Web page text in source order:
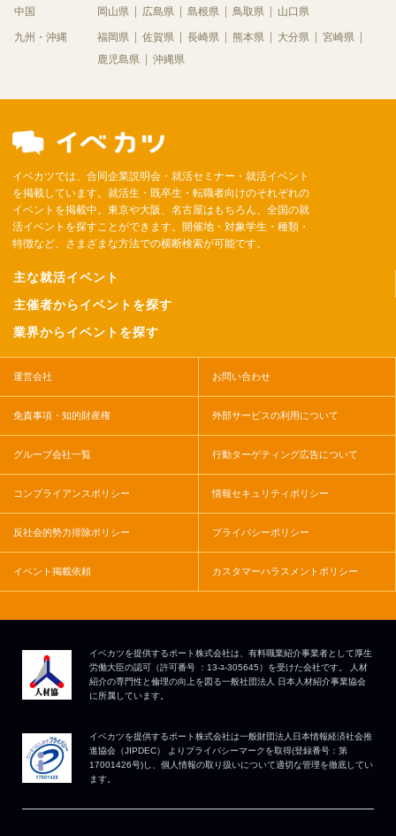
中国 岡山県 広島県 島根県 鳥取県 山口県
九州・沖縄 福岡県 佐賀県 長崎県 熊本県 大分県
宮崎県
鹿児島県
沖縄県
イベカツでは、合同企業説明会・就活セミナー・就活イベント
を掲載しています。就活生・既卒生・転職者向けのそれぞれの
イベントを掲載中。東京や大阪、名古屋はもちろん、全国の就
活イベントを探すことができます。開催地・対象学生・種類・
特徴など、さまざまな方法での横断検索が可能です。
主な就活イベント
主催者からイベントを探す
業界からイベントを探す
運営会社 お問い合わせ
免責事項・知的財産権 外部サービスの利用について
グループ会社一覧 行動ターゲティング広告について
コンプライアンスポリシー 情報セキュリティポリシー
反社会的勢力排除ポリシー プライバシーポリシー
イベント掲載依頼 カスタマーハラスメントポリシー